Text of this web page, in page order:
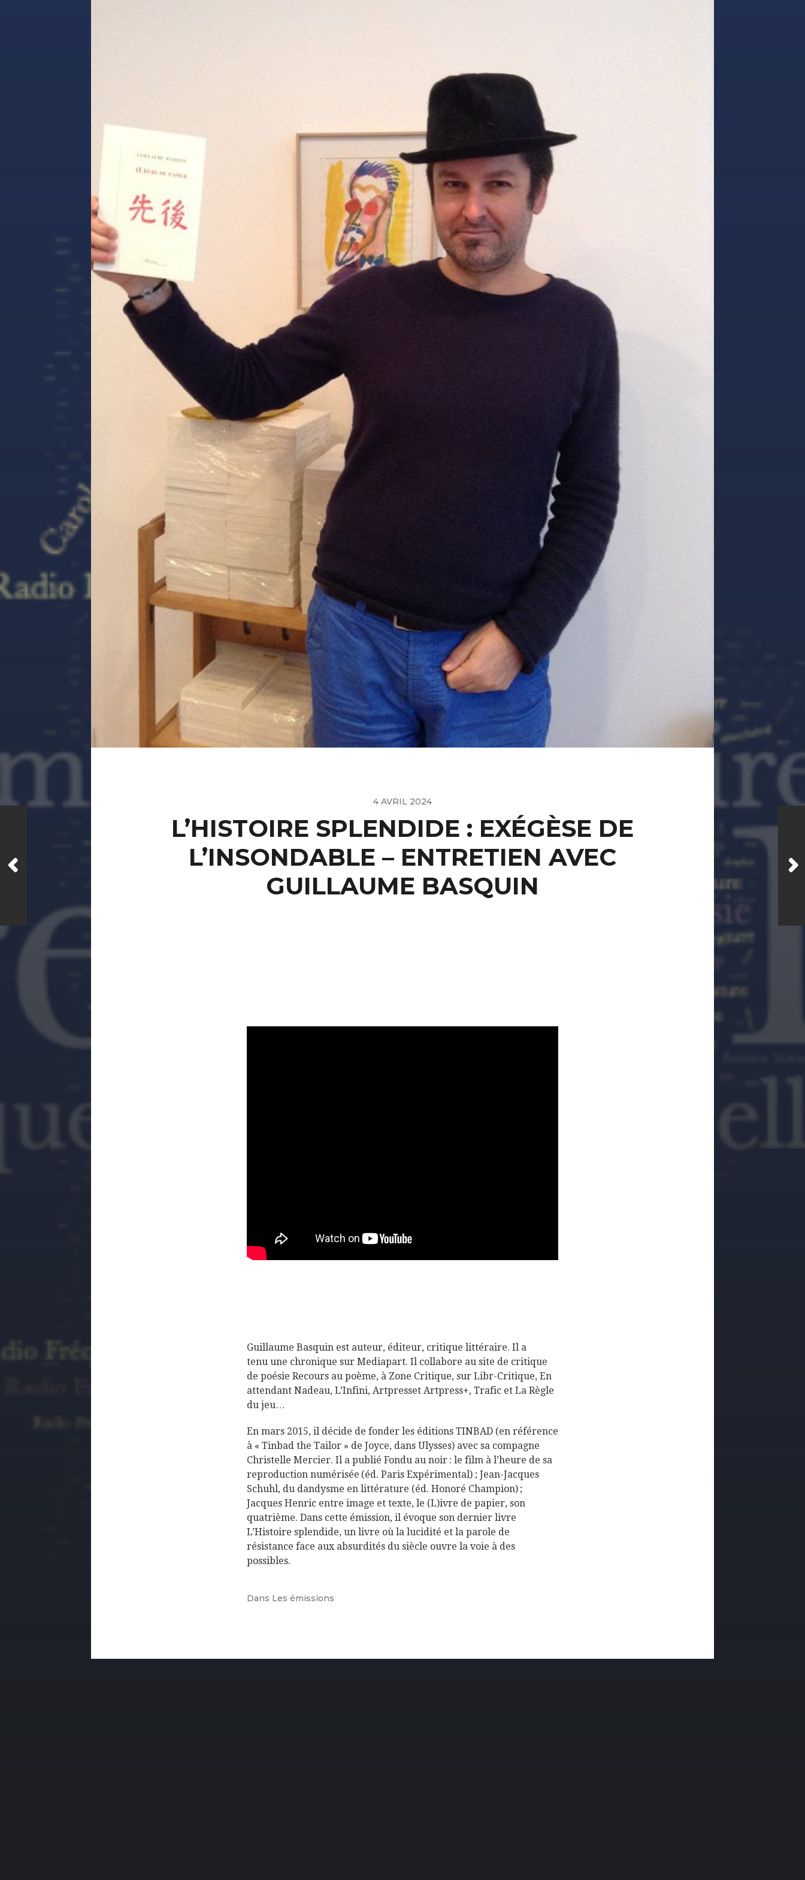
4 AVRIL 2024
L’HISTOIRE SPLENDIDE : EXÉGÈSE DE
L’INSONDABLE – ENTRETIEN AVEC
GUILLAUME BASQUIN
Guillaume Basquin est auteur, éditeur, critique littéraire. Il a
tenu une chronique sur Mediapart. Il collabore au site de critique
de poésie Recours au poème, à Zone Critique, sur Libr-Critique, En
attendant Nadeau, L’Infini, Artpresset Artpress+, Trafic et La Règle
du jeu…
En mars 2015, il décide de fonder les éditions TINBAD (en référence
à « Tinbad the Tailor » de Joyce, dans Ulysses) avec sa compagne
Christelle Mercier. Il a publié Fondu au noir : le film à l’heure de sa
reproduction numérisée (éd. Paris Expérimental) ; Jean-Jacques
Schuhl, du dandysme en littérature (éd. Honoré Champion) ;
Jacques Henric entre image et texte, le (L)ivre de papier, son
quatrième. Dans cette émission, il évoque son dernier livre
L’Histoire splendide, un livre où la lucidité et la parole de
résistance face aux absurdités du siècle ouvre la voie à des
possibles.
Dans Les émissions